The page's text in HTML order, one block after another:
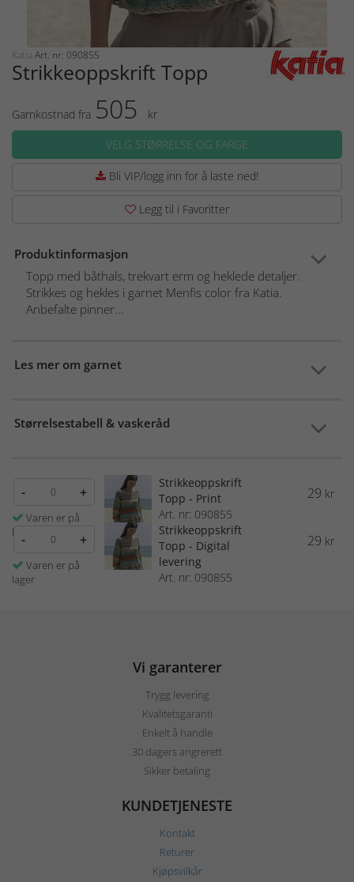
Katia Art. nr: 090855
Strikkeoppskrift Topp
Garnkostnad fra 505
kr
VELG STØRRELSE OG FARGE
Bli VIP/logg inn for å laste ned!
Legg til i Favoritter
Produktinformasjon
Topp med båthals, trekvart erm og heklede detaljer.
Strikkes og hekles i garnet Menfis color fra Katia.
Anbefalte pinner...
Les mer om garnet
Størrelsestabell & vaskeråd
- +
Varen er på
lager
Strikkeoppskrift
Topp - Print
Art. nr: 090855
29 kr
- +
Varen er på
lager
Strikkeoppskrift
Topp - Digital
levering
Art. nr: 090855
29 kr
Vi garanterer
Trygg levering
Kvalitetsgaranti
Enkelt å handle
30 dagers angrerett
Sikker betaling
KUNDETJENESTE
Kontakt
Returer
Kjøpsvilkår